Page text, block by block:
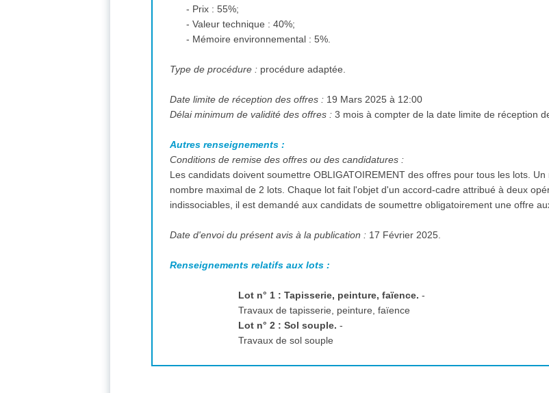
- Prix : 55%;
- Valeur technique : 40%;
- Mémoire environnemental : 5%.
Type de procédure : procédure adaptée.
Date limite de réception des offres : 19 Mars 2025 à 12:00
Délai minimum de validité des offres :
3 mois à compter de la date
Autres renseignements :
Conditions de remise des offres ou des candidatures :
Les candidats doivent soumettre OBLIGATOIREMENT des offres pour tous les lots.
nombre maximal de 2 lots. Chaque lot fait l'objet d'un accord-cadre attribué à deux
indissociables, il est demandé aux candidats de soumettre obligatoirement une offre
Date d'envoi du présent avis à la publication : 17 Février 2025.
Renseignements relatifs aux lots :
Lot n° 1 : Tapisserie, peinture, faïence. -
Travaux de tapisserie, peinture, faïence
Lot n° 2 : Sol souple. -
Travaux de sol souple